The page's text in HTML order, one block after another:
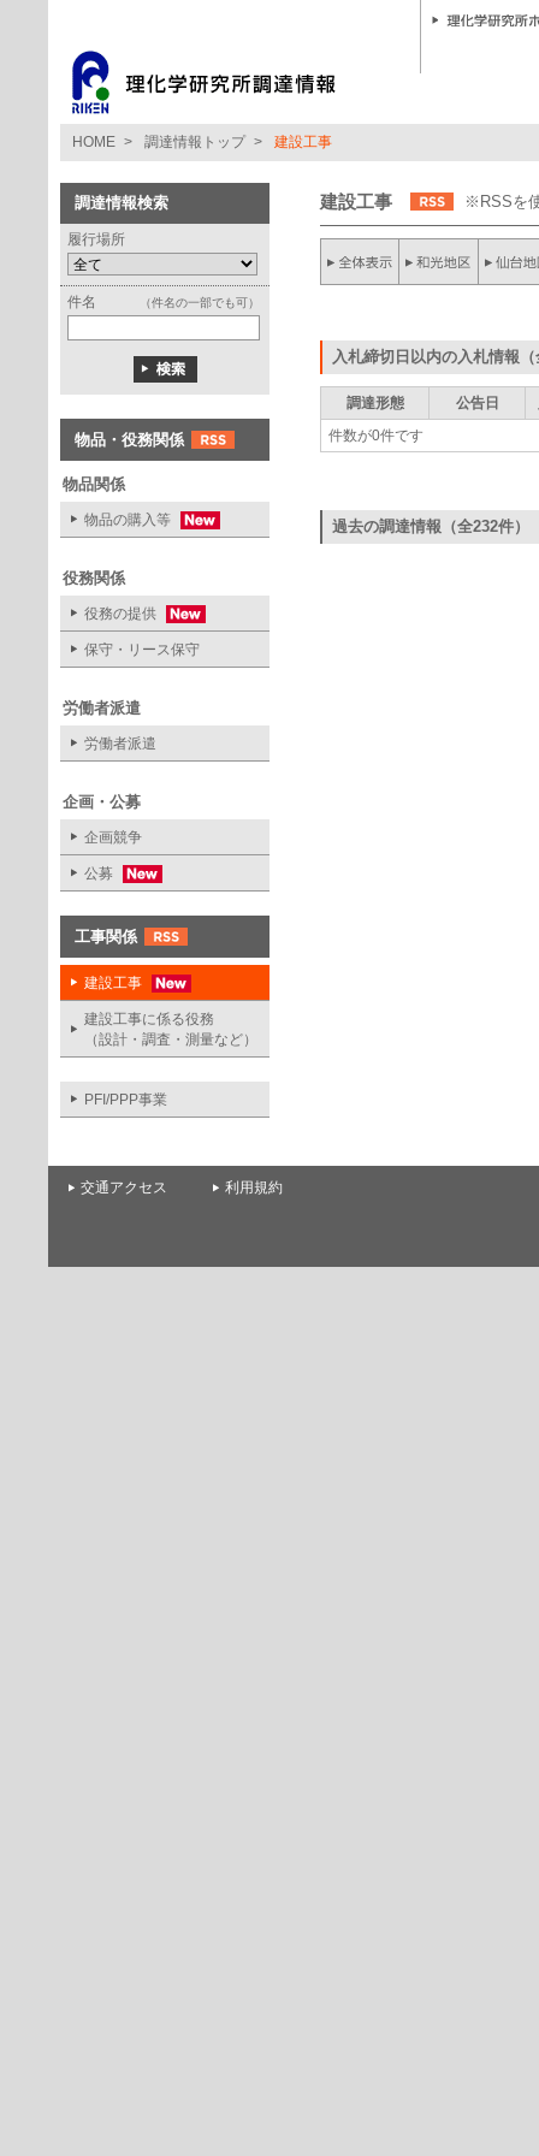
HOME > 調達情報トップ > 建設工事
調達情報検索
履行場所
件名 （件名の一部でも可）
物品・役務関係
物品関係
物品の購入等
役務関係
役務の提供
保守・リース保守
労働者派遣
労働者派遣
企画・公募
企画競争
公募
工事関係
建設工事
建設工事に係る役務
（設計・調査・測量など）
PFI/PPP事業
建設工事 ※RSSを
入札締切日以内の入札情報
調達形態 公告日
件数が0件です
過去の調達情報（全232件）
交通アクセス 利用規約